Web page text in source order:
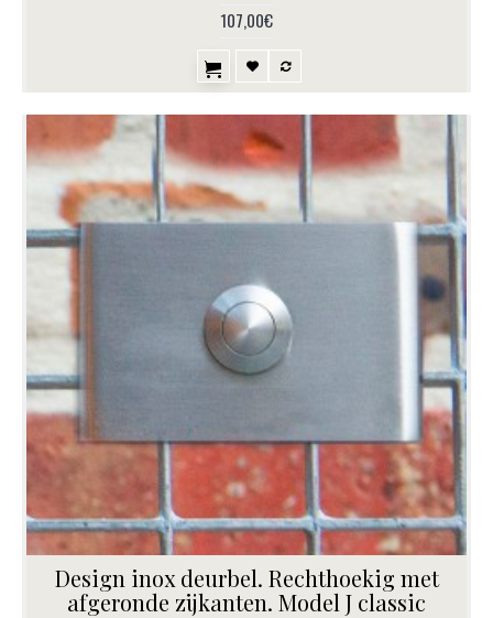
107,00€
Design inox deurbel. Rechthoekig met
afgeronde zijkanten. Model J classic